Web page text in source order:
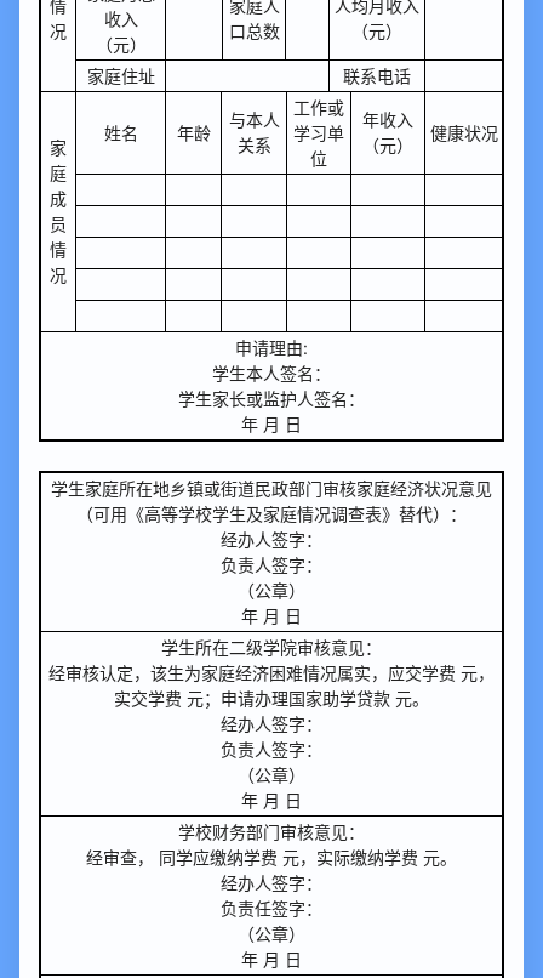
情
况
收入
（元）
家庭人
口总数
人均月收入
（元）
家庭住址 联系电话
家
庭
成
员
情
况
姓名 年龄
与本人
关系
工作或
学习单
位
年收入
（元）
健康状况
申请理由:
学生本人签名：
学生家长或监护人签名：
年 月 日
学生家庭所在地乡镇或街道民政部门审核家庭经济状况意见
（可用《高等学校学生及家庭情况调查表》替代）：
经办人签字：
负责人签字：
（公章）
年 月 日
学生所在二级学院审核意见：
经审核认定，该生为家庭经济困难情况属实，应交学费 元，
实交学费 元；申请办理国家助学贷款 元。
经办人签字：
负责人签字：
（公章）
年 月 日
学校财务部门审核意见：
经审查， 同学应缴纳学费 元，实际缴纳学费 元。
经办人签字：
负责任签字：
（公章）
年 月 日